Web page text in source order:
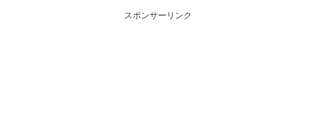
スポンサーリンク